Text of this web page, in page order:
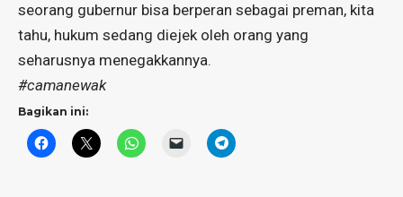
seorang gubernur bisa berperan sebagai preman, kita
tahu, hukum sedang diejek oleh orang yang
seharusnya menegakkannya.
#camanewak
Bagikan ini: